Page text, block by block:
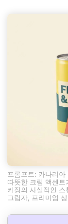
프롬프트: 카나리
따뜻한 크림 액센
키징의 사실적인
그림자, 프리미엄